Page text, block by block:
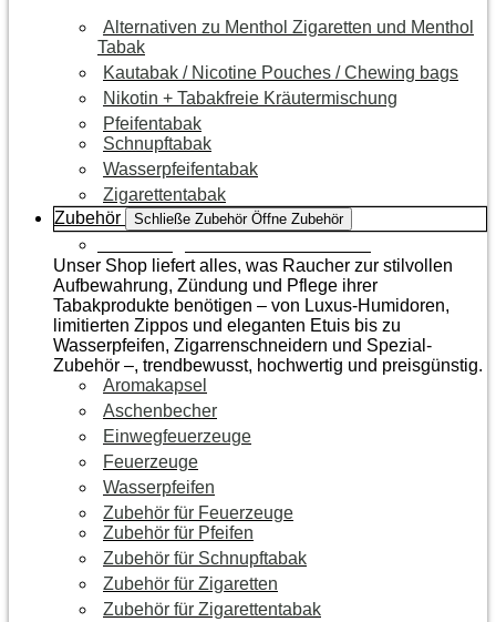
Alternativen zu Menthol Zigaretten und Menthol
Tabak
Kautabak / Nicotine Pouches / Chewing bags
Nikotin + Tabakfreie Kräutermischung
Pfeifentabak
Schnupftabak
Wasserpfeifentabak
Zigarettentabak
Zubehör
Schließe Zubehör Öffne Zubehör
Unser Shop liefert alles, was Raucher zur stilvollen
Aufbewahrung, Zündung und Pflege ihrer
Tabakprodukte benötigen – von Luxus-Humidoren,
limitierten Zippos und eleganten Etuis bis zu
Wasserpfeifen, Zigarrenschneidern und Spezial-
Zubehör –, trendbewusst, hochwertig und preisgünstig.
Aromakapsel
Aschenbecher
Einwegfeuerzeuge
Feuerzeuge
Wasserpfeifen
Zubehör für Feuerzeuge
Zubehör für Pfeifen
Zubehör für Schnupftabak
Zubehör für Zigaretten
Zubehör für Zigarettentabak